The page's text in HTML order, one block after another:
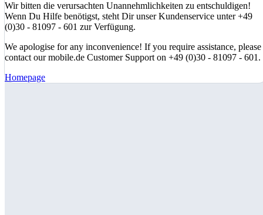
Wir bitten die verursachten Unannehmlichkeiten zu entschuldigen!
Wenn Du Hilfe benötigst, steht Dir unser Kundenservice unter +49
(0)30 - 81097 - 601 zur Verfügung.
We apologise for any inconvenience! If you require assistance, please
contact our mobile.de Customer Support on +49 (0)30 - 81097 - 601.
Homepage